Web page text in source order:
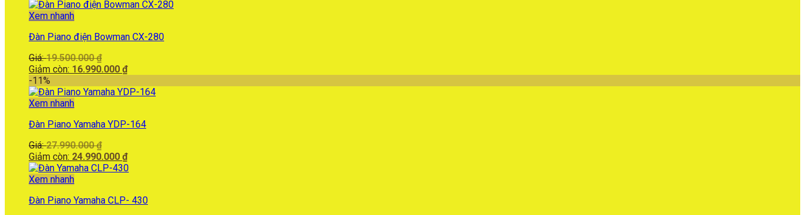
Xem nhanh
Đàn Piano điện Bowman CX-280
Giá:19.500.000₫
gốc
19.500.000 ₫.
Giảm còn: 16.990.000 ₫Giá
tại
-11%
Xem nhanh
Đàn Piano Yamaha YDP-164
Giá:27.990.000₫
gốc
là:
Giảm còn: 24.990.000 ₫Giá
hiện
24.990.000 ₫.
Xem nhanh
Đàn Piano Yamaha CLP- 430